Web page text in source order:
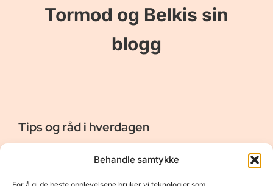
Behandle samtykke
Tormod og Belkis sin
blogg
Tips og råd i hverdagen
Er vår bloggside hvor vi ønsker å dele våre opplevelser og
gi deg råd og tips innen reiser, hotell - og restauranter,
naturopplevelser, personlig pleie, data, film og bøker m.m.